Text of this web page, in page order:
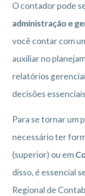
O contador pode
administração e
você contar com
auxiliar no
relatórios
decisões
Para se tornar um
necessário ter
(superior) ou em
disso, é essencial
Regional de